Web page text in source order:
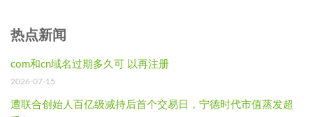
热点新闻
com和cn域名过期多久可 以再注册
2026-07-15
遭联合创始人百亿级减持后首个交易日，宁德时代市值蒸发超